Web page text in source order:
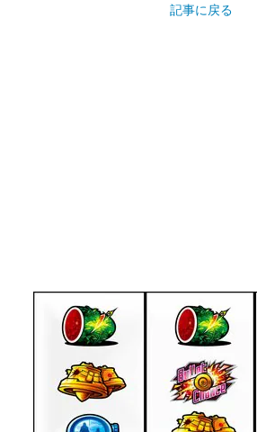
記事に戻る